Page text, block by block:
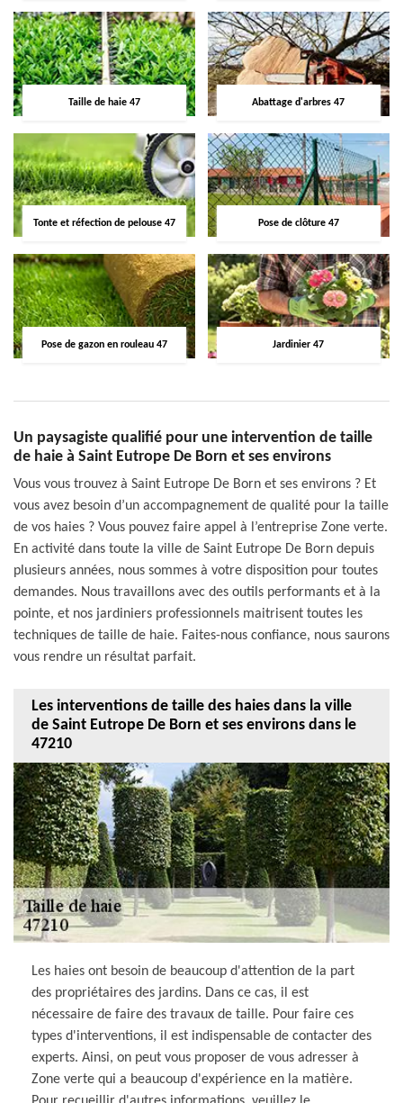
Taille de haie 47 Abattage d'arbres 47
Tonte et réfection de pelouse 47 Pose de clôture 47
Pose de gazon en rouleau 47 Jardinier 47
Un paysagiste qualifié pour une intervention de taille
de haie à Saint Eutrope De Born et ses environs
Vous vous trouvez à Saint Eutrope De Born et ses environs ? Et
vous avez besoin d’un accompagnement de qualité pour la taille
de vos haies ? Vous pouvez faire appel à l’entreprise Zone verte.
En activité dans toute la ville de Saint Eutrope De Born depuis
plusieurs années, nous sommes à votre disposition pour toutes
demandes. Nous travaillons avec des outils performants et à la
pointe, et nos jardiniers professionnels maitrisent toutes les
techniques de taille de haie. Faites-nous confiance, nous saurons
vous rendre un résultat parfait.
Les interventions de taille des haies dans la ville
de Saint Eutrope De Born et ses environs dans le
47210
Les haies ont besoin de beaucoup d'attention de la part
des propriétaires des jardins. Dans ce cas, il est
nécessaire de faire des travaux de taille. Pour faire ces
types d'interventions, il est indispensable de contacter des
experts. Ainsi, on peut vous proposer de vous adresser à
Zone verte qui a beaucoup d'expérience en la matière.